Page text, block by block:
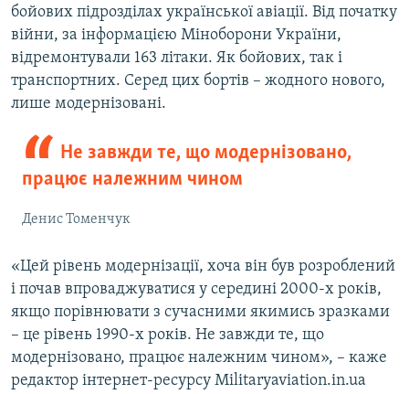
бойових підрозділах української авіації. Від початку
війни, за інформацією Міноборони України,
відремонтували 163 літаки. Як бойових, так і
транспортних. Серед цих бортів – жодного нового,
лише модернізовані.
Не завжди те, що модернізовано,
працює належним чином
Денис Томенчук
«Цей рівень модернізації, хоча він був розроблений
і почав впроваджуватися у середині 2000-х років,
якщо порівнювати з сучасними якимись зразками
– це рівень 1990-х років. Не завжди те, що
модернізовано, працює належним чином», – каже
редактор інтернет-ресурсу Militaryaviation.in.ua